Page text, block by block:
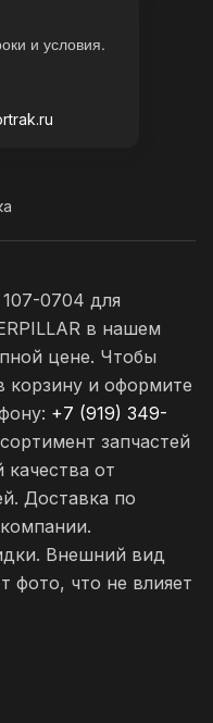
и условия.
0704 для
в нашем
цене. Чтобы
корзину и оформите
+7 (919) 349-
запчастей
качества от
Доставка по
Внешний вид
фото, что не влияет